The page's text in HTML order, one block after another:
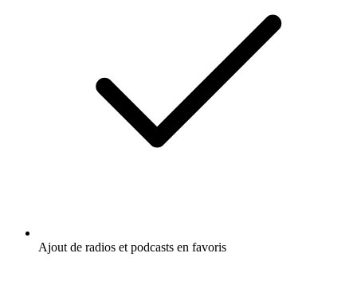
Ajout de radios et podcasts en favoris